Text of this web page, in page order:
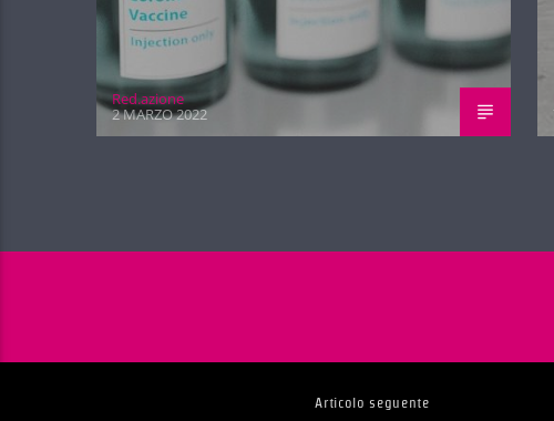
Red.azione
2 MARZO 2022
Articolo seguente